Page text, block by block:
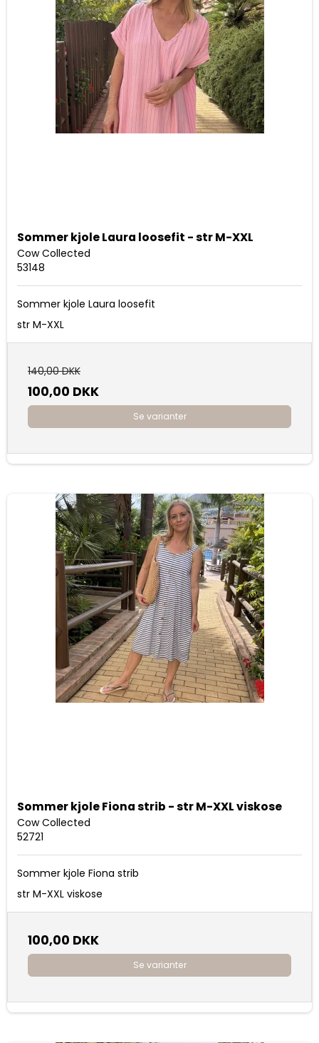
Sommer kjole Laura loosefit - str M-XXL
Cow Collected
53148
Sommer kjole Laura loosefit
str M-XXL
140,00 DKK
100,00 DKK
Se varianter
Sommer kjole Fiona strib - str M-XXL viskose
Cow Collected
52721
Sommer kjole Fiona strib
str M-XXL viskose
100,00 DKK
Se varianter